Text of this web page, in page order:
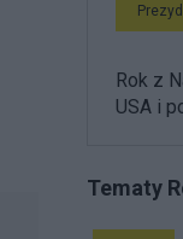
Rok z
USA i
Tematy